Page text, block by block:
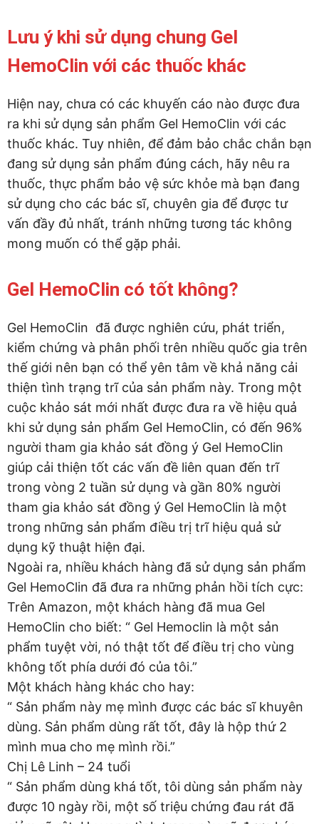
Lưu ý khi sử dụng chung Gel
HemoClin với các thuốc khác
Hiện nay, chưa có các khuyến cáo nào được đưa
ra khi sử dụng sản phẩm Gel HemoClin với các
thuốc khác. Tuy nhiên, để đảm bảo chắc chắn bạn
đang sử dụng sản phẩm đúng cách, hãy nêu ra
thuốc, thực phẩm bảo vệ sức khỏe mà bạn đang
sử dụng cho các bác sĩ, chuyên gia để được tư
vấn đầy đủ nhất, tránh những tương tác không
mong muốn có thể gặp phải.
Gel HemoClin có tốt không?
Gel HemoClin đã được nghiên cứu, phát triển,
kiểm chứng và phân phối trên nhiều quốc gia trên
thế giới nên bạn có thể yên tâm về khả năng cải
thiện tình trạng trĩ của sản phẩm này. Trong một
cuộc khảo sát mới nhất được đưa ra về hiệu quả
khi sử dụng sản phẩm Gel HemoClin, có đến 96%
người tham gia khảo sát đồng ý Gel HemoClin
giúp cải thiện tốt các vấn đề liên quan đến trĩ
trong vòng 2 tuần sử dụng và gần 80% người
tham gia khảo sát đồng ý Gel HemoClin là một
trong những sản phẩm điều trị trĩ hiệu quả sử
dụng kỹ thuật hiện đại.
Ngoài ra, nhiều khách hàng đã sử dụng sản phẩm
Gel HemoClin đã đưa ra những phản hồi tích cực:
Trên Amazon, một khách hàng đã mua Gel
HemoClin cho biết: “ Gel Hemoclin là một sản
phẩm tuyệt vời, nó thật tốt để điều trị cho vùng
không tốt phía dưới đó của tôi.”
Một khách hàng khác cho hay:
“ Sản phẩm này mẹ mình được các bác sĩ khuyên
dùng. Sản phẩm dùng rất tốt, đây là hộp thứ 2
mình mua cho mẹ mình rồi.”
Chị Lê Linh – 24 tuổi
“ Sản phẩm dùng khá tốt, tôi dùng sản phẩm này
được 10 ngày rồi, một số triệu chứng đau rát đã